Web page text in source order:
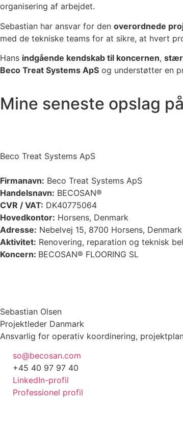
organisering af arbejdet.
Sebastian har ansvar for den overordnede
med de tekniske teams for at sikre, at hvert
Hans indgående kendskab til koncernen,
Beco Treat Systems ApS og understøtter en
Mine seneste opslag
Beco Treat Systems ApS
Firmanavn: Beco Treat Systems ApS
Handelsnavn: BECOSAN®
CVR / VAT: DK40775064
Hovedkontor: Horsens, Denmark
Adresse: Nebelvej 15, 8700 Horsens, Denmark
Aktivitet: Renovering, reparation og teknisk
Koncern: BECOSAN® FLOORING SL
Sebastian Olsen
Projektleder Danmark
Ansvarlig for operativ koordinering,
so@becosan.com
+45 40 97 97 40
LinkedIn-profil
Professionel profil